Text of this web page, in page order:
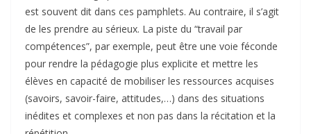
est souvent dit dans ces pamphlets. Au contraire, il s’agit
de les prendre au sérieux. La piste du “travail par
compétences”, par exemple, peut être une voie féconde
pour rendre la pédagogie plus explicite et mettre les
élèves en capacité de mobiliser les ressources acquises
(savoirs, savoir-faire, attitudes,…) dans des situations
inédites et complexes et non pas dans la récitation et la